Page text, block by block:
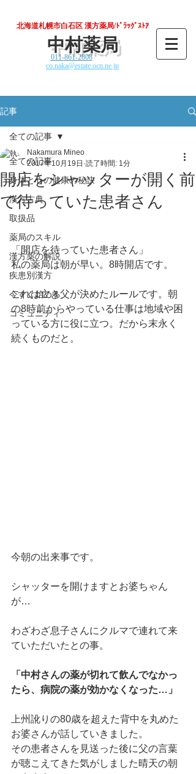
北海道札幌市白石区 漢方薬局/ﾄﾞﾗｯｸﾞｽﾄｱ
中村薬局
011-861-2808
co.naka@estate.ocn.ne.jp
記事
全ての記事
身体と心の健康の秘訣
漢方古典
取扱品
薬局のスキル
漢方薬の解説
疾患別漢方
今すぐ始める
コミュニティ
全ての記事
開店をシャッターが開く前
で待っていた患者さん
Nakamura Mineo
2017年10月19日 読了時間: 1分
「開店を待っていた患者さん」
私の薬局は朝が早い。8時開店です。
これは亡き父が決めたルールです。朝
の8時前からやっている仕事は地域や困
っている方に役に立つ。だから末永く
続くものだと。
今朝の出来事です。
シャッターを開けますとお婆ちゃん
が…
わざわざ息子さんにクルマで連れて来
ていただいたとの事。
「中村さんの薬が切れて飲んでなかっ
たら、病院の薬が効かなくなった…」
上州訛りの80歳を超えた背中を丸めた
お婆さんが話していきました。
その患者さんを見送った後に父の言葉
が聴こえてきた気がしました晴天の朝